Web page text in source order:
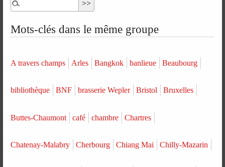
Mots-clés dans le même groupe
A travers champs Arles Bangkok banlieue Beaubourg
bibliothèque BNF brasserie Wepler Bristol Bruxelles
Buttes-Chaumont café chambre Chartres
Chatenay-Malabry Cherbourg Chiang Mai Chilly-Mazarin